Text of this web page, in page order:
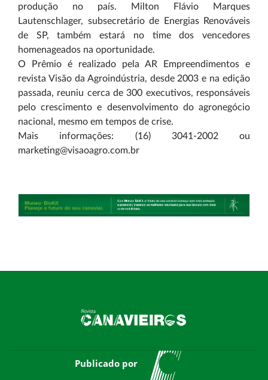
produção no país. Milton Flávio Marques
Lautenschlager, subsecretário de Energias Renováveis
de SP, também estará no time dos vencedores
homenageados na oportunidade.
O Prêmio é realizado pela AR Empreendimentos e
revista Visão da Agroindústria, desde 2003 e na edição
passada, reuniu cerca de 300 executivos, responsáveis
pelo crescimento e desenvolvimento do agronegócio
nacional, mesmo em tempos de crise.
Mais informações: (16) 3041-2002 ou
marketing@visaoagro.com.br
Publicado por